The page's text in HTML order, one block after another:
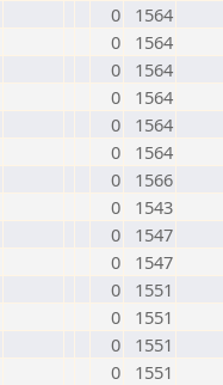
0
1564
0
1564
0
1564
0
1564
0
1564
0
1564
0
1566
0
1543
0
1547
0
1547
0
1551
0
1551
0
1551
0
1551